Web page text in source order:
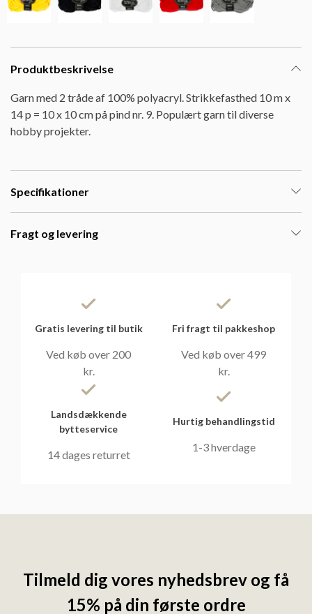
Produktbeskrivelse
Garn med 2 tråde af 100% polyacryl. Strikkefasthed 10 m x
14 p = 10 x 10 cm på pind nr. 9. Populært garn til diverse
hobby projekter.
Specifikationer
Fragt og levering
Gratis levering til butik
Ved køb over 200
kr.
Fri fragt til pakkeshop
Ved køb over 499
kr.
Landsdækkende
bytteservice
14 dages returret
Hurtig behandlingstid
1-3 hverdage
Tilmeld dig vores nyhedsbrev og få
15% på din første ordre